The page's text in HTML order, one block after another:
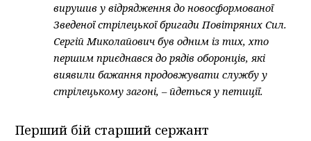
вирушив у відрядження до новосформованої
Зведеної стрілецької бригади Повітряних Сил.
Сергій Миколайович був одним із тих, хто
першим приєднався до рядів оборонців, які
виявили бажання продовжувати службу у
стрілецькому загоні, – йдеться у петиції.
Перший бій старший сержант